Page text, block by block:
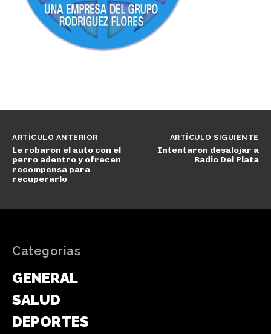
ARTÍCULO ANTERIOR
Le robaron el auto con el
perro adentro y ofrecen
recompensa para
recuperarlo
ARTÍCULO SIGUIENTE
Intentaron desalojar a
Radio Del Plata
Categorias
GENERAL
SALUD
DEPORTES